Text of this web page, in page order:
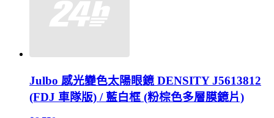
Julbo 感光變色太陽眼鏡 DENSITY J5613812
(FDJ 車隊版) / 藍白框 (粉棕色多層膜鏡片)